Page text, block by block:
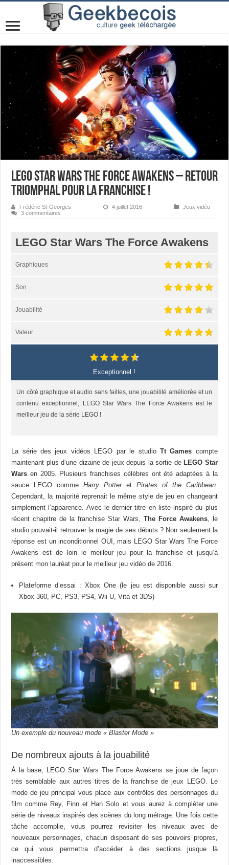
LEGO Star Wars The Force Awakens – Retour
triomphal pour la franchise !
Frédéric St-Georges 4 juillet 2016
Jeux vidéo
3 commentaires
LEGO Star Wars The Force Awakens
Graphiques
Son
Jouabilité
Valeur
Exceptionnel !
Un côté graphique et audio sans failles, une jouabilité améliorée et un
contenu exceptionnel, LEGO Star Wars The Force Awakens est le
meilleur jeu de la série LEGO !
La série des jeux vidéos LEGO par le studio Tt Games compte
maintenant plus d’une dizaine de jeux depuis la sortie deLEGO Star
Wars en 2005. Plusieurs franchises célèbres ont été adaptées à la
sauce LEGO commeHarry Potteret Pirates of the Caribbean.
Cependant, la majorité reprenait le même style de jeu en changeant
simplement l’apparence. Avec le dernier titre en liste inspiré du plus
récent chapitre de la franchise Star Wars, The Force Awakens, le
studio pouvait-il retrouver la magie de ses débuts ? Non seulement la
réponse est un inconditionnel OUI, mais LEGO Star Wars The Force
Awakens est de loin le meilleur jeu pour la franchise et jusqu’à
présent mon lauréat pour le meilleur jeu vidéo de 2016.
Plateforme d’essai : Xbox One (le jeu est disponible aussi sur
Xbox 360, PC, PS3, PS4, Wii U, Vita et 3DS)
Un exemple du nouveau mode « Blaster Mode »
De nombreux ajouts à la jouabilité
À la base, LEGO Star Wars The Force Awakens se joue de façon
très semblable aux autres titres de la franchise de jeux LEGO. Le
mode de jeu principal vous place aux contrôles des personnages du
film comme Rey, Finn et Han Solo et vous aurez à compléter une
série de niveaux inspirés des scènes du long métrage. Une fois cette
tâche accomplie, vous pourrez revisiter les niveaux avec de
nouveaux personnages, chacun disposant de ses pouvoirs propres,
ce qui vous permettra d’accéder à des sections jusque là
inaccessibles.